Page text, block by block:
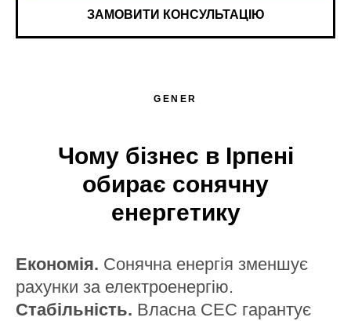
ЗАМОВИТИ КОНСУЛЬТАЦІЮ
GENER
Чому бізнес в Ірпені
обирає сонячну
енергетику
Економія. Сонячна енергія зменшує
рахунки за електроенергію.
Стабільність. Власна СЕС гарантує